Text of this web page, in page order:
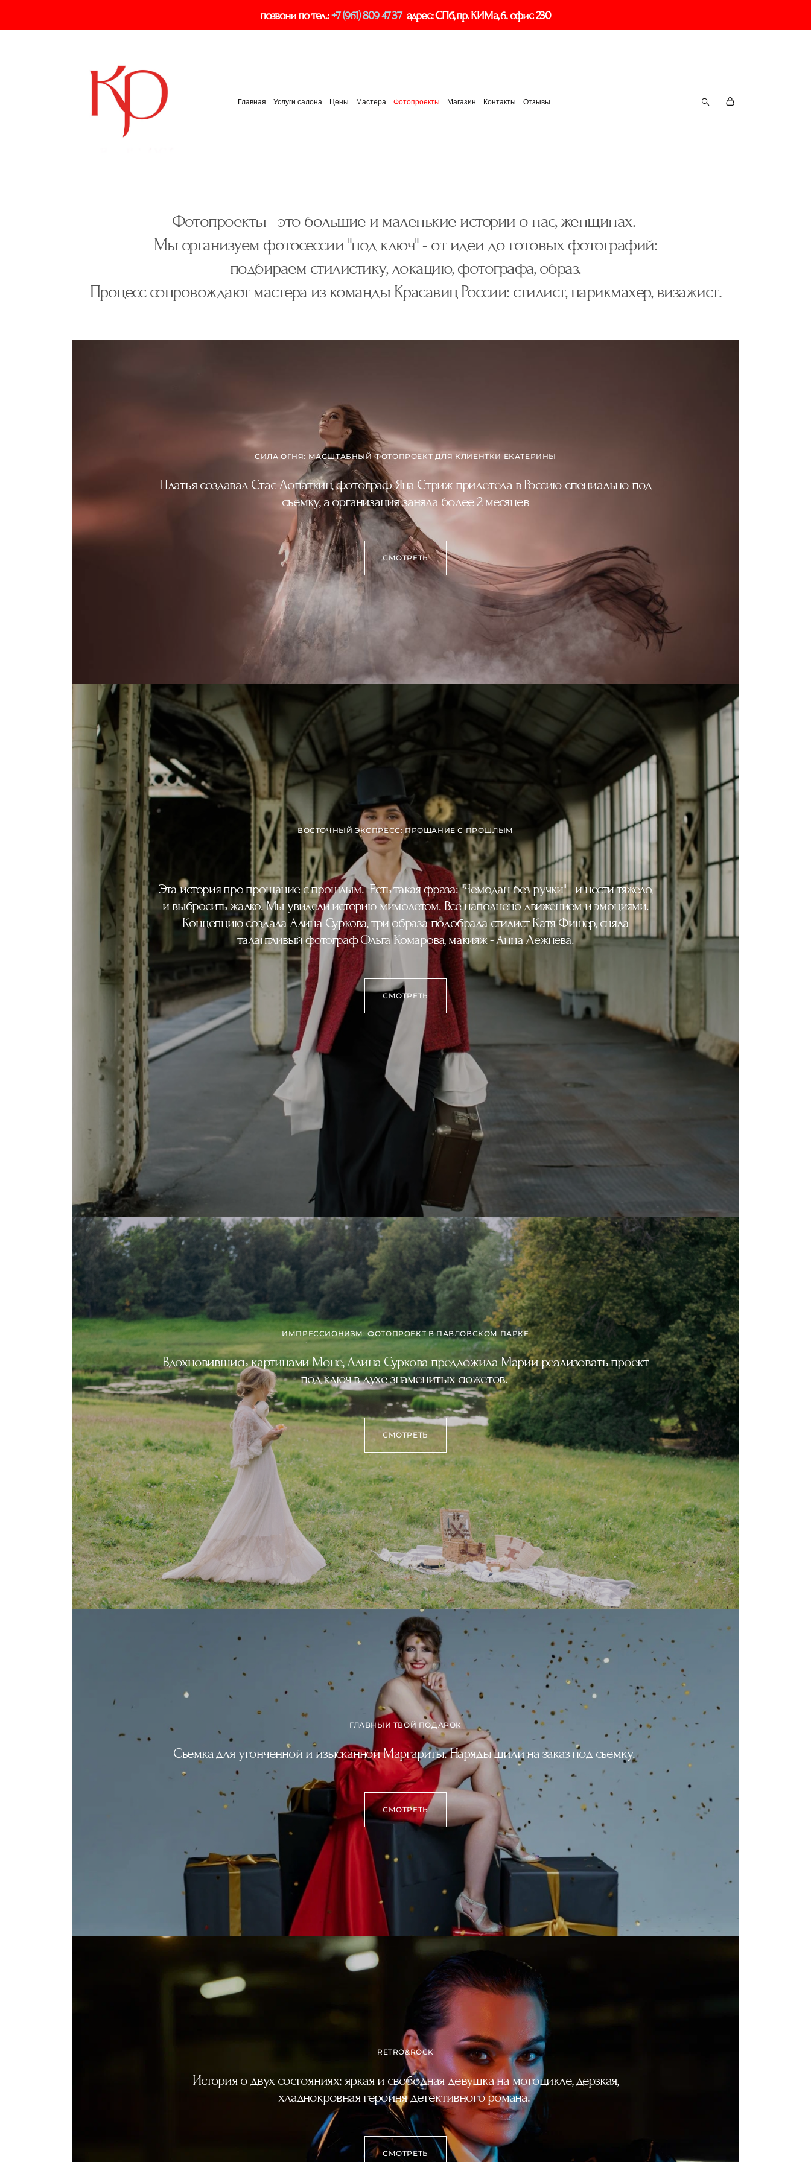
позвони по тел.:+7 (961) 809 47 37 адрес: СПб, пр. КИМа, 6. офис 230
Главная Услуги салона Цены Мастера Фотопроекты Магазин Контакты Отзывы
Фотопроекты - это большие и маленькие истории о нас, женщинах.
Мы организуем фотосессии "под ключ" - от идеи до готовых фотографий:
подбираем стилистику, локацию, фотографа, образ.
Процесс сопровождают мастера из команды Красавиц России: стилист, парикмахер, визажист.
СИЛА ОГНЯ: МАСШТАБНЫЙ ФОТОПРОЕКТ ДЛЯ КЛИЕНТКИ ЕКАТЕРИНЫ
Платья создавал Стас Лопаткин, фотограф Яна Стриж прилетела в Россию специально под
съемку, а организация заняла более 2 месяцев
СМОТРЕТЬ
ВОСТОЧНЫЙ ЭКСПРЕСС: ПРОЩАНИЕ С ПРОШЛЫМ
Эта история про прощание с прошлым. Есть такая фраза: "Чемодан без ручки" - и нести тяжело,
и выбросить жалко. Мы увидели историю мимолетом. Все наполнено движением и эмоциями.
Концепцию создала Алина Суркова, три образа подобрала стилист Катя Фишер, сняла
талантливый фотограф Ольга Комарова, макияж - Анна Лежнева.
СМОТРЕТЬ
ИМПРЕССИОНИЗМ: ФОТОПРОЕКТ В ПАВЛОВСКОМ ПАРКЕ
Вдохновившись картинами Моне, Алина Суркова предложила Марии реализовать проект
под ключ в духе знаменитых сюжетов.
СМОТРЕТЬ
ГЛАВНЫЙ ТВОЙ ПОДАРОК
Съемка для утонченной и изысканной Маргариты. Наряды шили на заказ под съемку.
СМОТРЕТЬ
RETRO&ROCK
История о двух состояниях: яркая и свободная девушка на мотоцикле, дерзкая,
хладнокровная героиня детективного романа.
СМОТРЕТЬ